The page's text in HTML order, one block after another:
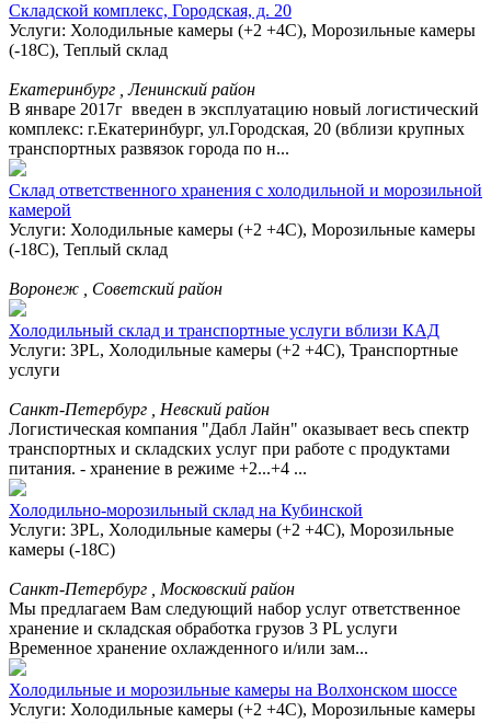
Складской комплекс, Городская, д. 20
Услуги: Холодильные камеры (+2 +4С), Морозильные камеры
(-18С), Теплый склад
Екатеринбург , Ленинский район
В январе 2017г введен в эксплуатацию новый логистический
комплекс: г.Екатеринбург, ул.Городская, 20 (вблизи крупных
транспортных развязок города по н...
Склад ответственного хранения с холодильной и морозильной
камерой
Услуги: Холодильные камеры (+2 +4С), Морозильные камеры
(-18С), Теплый склад
Воронеж , Советский район
Холодильный склад и транспортные услуги вблизи КАД
Услуги: 3PL, Холодильные камеры (+2 +4С), Транспортные
услуги
Санкт-Петербург , Невский район
Логистическая компания "Дабл Лайн" оказывает весь спектр
транспортных и складских услуг при работе с продуктами
питания. - хранение в режиме +2...+4 ...
Холодильно-морозильный склад на Кубинской
Услуги: 3PL, Холодильные камеры (+2 +4С), Морозильные
камеры (-18С)
Санкт-Петербург , Московский район
Мы предлагаем Вам следующий набор услуг ответственное
хранение и складская обработка грузов 3 PL услуги
Временное хранение охлажденного и/или зам...
Холодильные и морозильные камеры на Волхонском шоссе
Услуги: Холодильные камеры (+2 +4С), Морозильные камеры